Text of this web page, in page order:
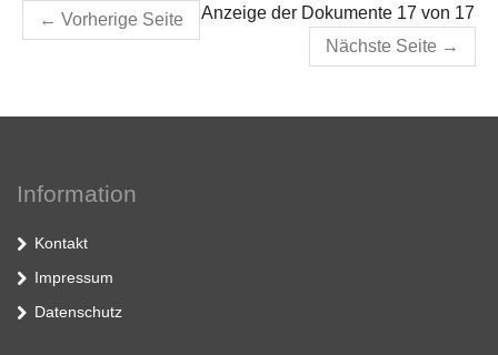
← Vorherige Seite
Anzeige der Dokumente 17 von 17
Nächste Seite →
Information
Kontakt
Impressum
Datenschutz